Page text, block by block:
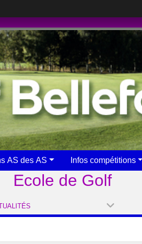
AS des AS Infos compétitions
Ecole de Golf